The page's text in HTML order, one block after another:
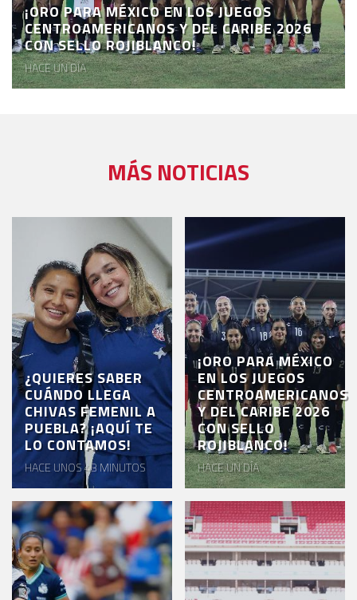
¡ORO PARA MÉXICO EN LOS JUEGOS
CENTROAMERICANOS Y DEL CARIBE 2026
CON SELLO ROJIBLANCO!
HACE UN DÍA
MÁS NOTICIAS
¿QUIERES SABER
CUÁNDO LLEGA
CHIVAS FEMENIL A
PUEBLA? ¡AQUÍ TE
LO CONTAMOS!
HACE UNOS 43 MINUTOS
¡ORO PARA MÉXICO
EN LOS JUEGOS
CENTROAMERICANOS
Y DEL CARIBE 2026
CON SELLO
ROJIBLANCO!
HACE UN DÍA